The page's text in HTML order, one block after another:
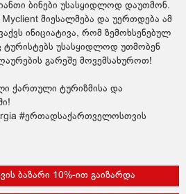
ბინები უსასყიდლოდ დაუთმონ.
Myclient მიესალმება და უერთდება ამ
ინიციატივა, რომ ზემოხსენებულ
ტურისტებს უსასყიდლოდ უთმობენ
გარეშე მოვემსახუროთ!
ქართული ტურიზმისა და
#ერთადსაქართველოსთვის
ბაზარი 10%-ით გაიზარდა